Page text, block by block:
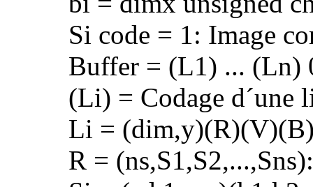
Si code = 1: Image
Buffer = (L1) ... (Ln)
(Li) = Codage d´une
Li =
R = (ns,S1,S2,...,Sns):